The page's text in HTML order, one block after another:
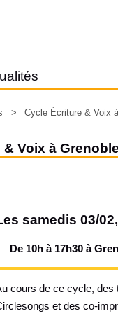
> Cycle Écriture & Voix
Voix à Grenoble
samedis 03/
De 10h à 17h30 à
cours de ce cycle, des
et des co-